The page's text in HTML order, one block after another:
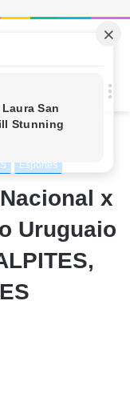
Uruguaio
Esportes
x
Uruguaio